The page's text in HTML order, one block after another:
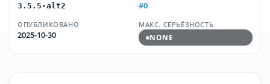
3.5.5-alt2
#0
ОПУБЛИКОВАНО
2025-10-30
МАКС. СЕРЬЁЗНОСТЬ
NONE